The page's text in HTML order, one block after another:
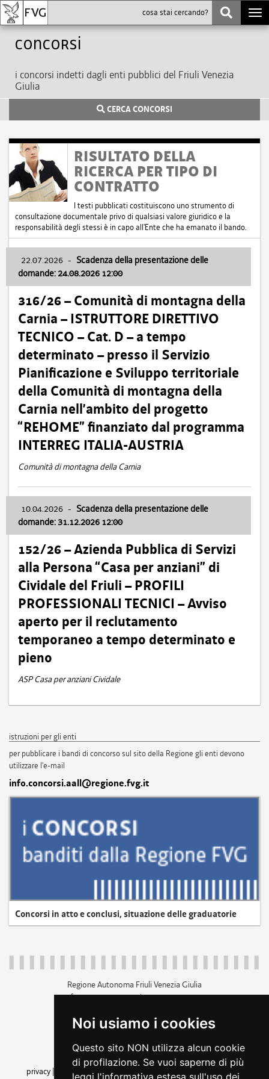
Noi usiamo i cookies
Questo sito NON utilizza alcun cookie
di profilazione. Se vuoi saperne di più
leggi l'informativa estesa sull'uso dei
Concorsi
i concorsi indetti dagli enti pubblici del Friuli Venezia
Giulia
CERCA CONCORSI
RISULTATO DELLA
RICERCA PER TIPO DI
CONTRATTO
I testi pubblicati costituiscono uno strumento di
consultazione documentale privo di qualsiasi valore giuridico e la
responsabilità degli stessi è in capo all'Ente che ha emanato il bando.
22.07.2026 - Scadenza della presentazione delle
domande: 24.08.2026 12:00
316/26 – Comunità di montagna della
Carnia – ISTRUTTORE DIRETTIVO
TECNICO – Cat. D – a tempo
determinato – presso il Servizio
Pianificazione e Sviluppo territoriale
della Comunità di montagna della
Carnia nell’ambito del progetto
“REHOME” finanziato dal programma
INTERREG ITALIA-AUSTRIA
Comunità di montagna della Carnia
10.04.2026 - Scadenza della presentazione delle
domande: 31.12.2026 12:00
152/26 – Azienda Pubblica di Servizi
alla Persona “Casa per anziani” di
Cividale del Friuli – PROFILI
PROFESSIONALI TECNICI – Avviso
aperto per il reclutamento
temporaneo a tempo determinato e
pieno
ASP Casa per anziani Cividale
istruzioni per gli enti
per pubblicare i bandi di concorso sul sito della Regione gli enti devono
utilizzare l'e-mail
info.concorsi.aall@regione.fvg.it
Concorsi in atto e conclusi, situazione delle graduatorie
Regione Autonoma Friuli Venezia Giulia
c.f. 80014930327; p.iva 00526040324
+39 040 3771111
amministrazione trasparente
privacy
cookie |note legali accessibilità
dichiarazione di